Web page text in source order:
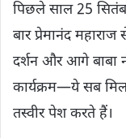
पिछले साल 25
बार प्रेमानंद
दर्शन और आगे बाबा
कार्यक्रम—ये सब
तस्वीर पेश करते हैं।